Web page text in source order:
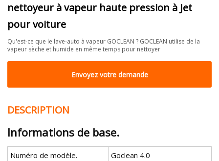
nettoyeur à vapeur haute pression à Jet
pour voiture
Qu'est-ce que le lave-auto à vapeur GOCLEAN ? GOCLEAN utilise de la
vapeur sèche et humide en même temps pour nettoyer
Envoyez votre demande
DESCRIPTION
Informations de base.
Numéro de modèle.
Goclean 4.0